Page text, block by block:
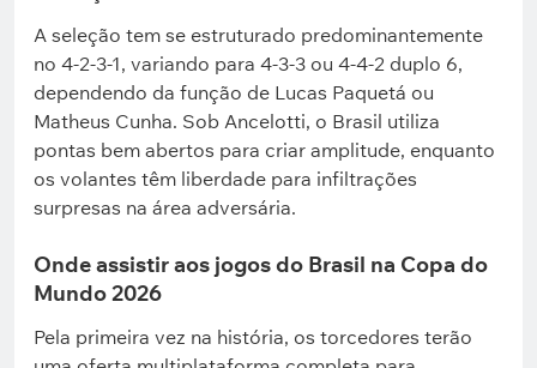
A seleção tem se estruturado predominantemente
no 4-2-3-1, variando para 4-3-3 ou 4-4-2 duplo 6,
dependendo da função de Lucas Paquetá ou
Matheus Cunha. Sob Ancelotti, o Brasil utiliza
pontas bem abertos para criar amplitude, enquanto
os volantes têm liberdade para infiltrações
surpresas na área adversária.
Onde assistir aos jogos do Brasil na Copa do
Mundo 2026
Pela primeira vez na história, os torcedores terão